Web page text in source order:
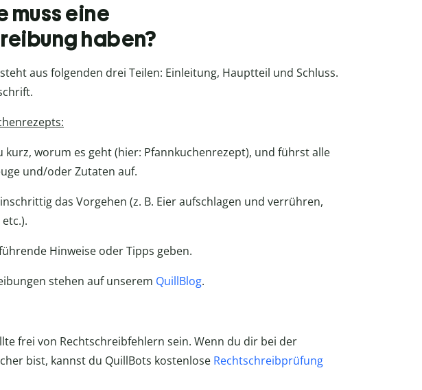
muss eine
haben?
aus folgenden drei Teilen: Einleitung, Hauptteil und Schluss.
kurz, worum es geht (hier: Pfannkuchenrezept), und führst alle
und/oder Zutaten auf.
das Vorgehen (z. B. Eier aufschlagen und verrühren,
Hinweise oder Tipps geben.
stehen auf unserem QuillBlog.
frei von Rechtschreibfehlern sein. Wenn du dir bei der
bist, kannst du QuillBots kostenlose Rechtschreibprüfung